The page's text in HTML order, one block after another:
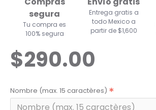
segura
Tu compra es
100% segura
Entrega gratis a
todo Mexico a
partir de $1,600
$290.00
Nombre (max. 15 caractères)